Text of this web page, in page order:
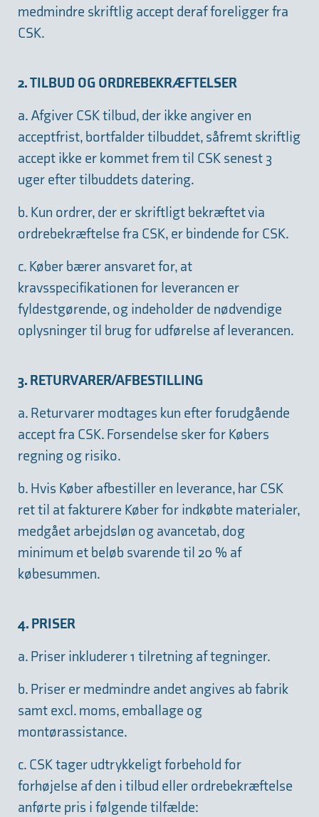
medmindre skriftlig accept deraf foreligger fra
CSK.
2. TILBUD OG ORDREBEKRÆFTELSER
a. Afgiver CSK tilbud, der ikke angiver en
acceptfrist, bortfalder tilbuddet, såfremt skriftlig
accept ikke er kommet frem til CSK senest 3
uger efter tilbuddets datering.
b. Kun ordrer, der er skriftligt bekræftet via
ordrebekræftelse fra CSK, er bindende for CSK.
c. Køber bærer ansvaret for, at
kravsspecifikationen for leverancen er
fyldestgørende, og indeholder de nødvendige
oplysninger til brug for udførelse af leverancen.
3. RETURVARER/AFBESTILLING
a. Returvarer modtages kun efter forudgående
accept fra CSK. Forsendelse sker for Købers
regning og risiko.
b. Hvis Køber afbestiller en leverance, har CSK
ret til at fakturere Køber for indkøbte materialer,
medgået arbejdsløn og avancetab, dog
minimum et beløb svarende til 20 % af
købesummen.
4. PRISER
a. Priser inkluderer 1 tilretning af tegninger.
b. Priser er medmindre andet angives ab fabrik
samt excl. moms, emballage og
montørassistance.
c. CSK tager udtrykkeligt forbehold for
forhøjelse af den i tilbud eller ordrebekræftelse
anførte pris i følgende tilfælde: